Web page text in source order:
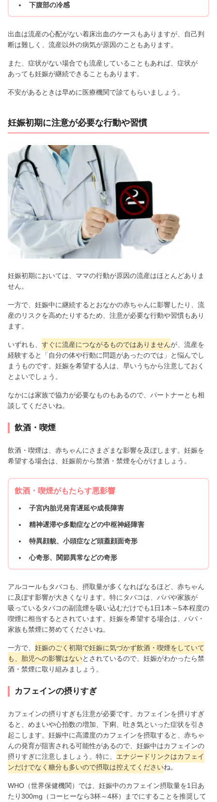
下腹部の冷感
出血は流産の心配がない着床出血のケースもありますが、自己判
断は難しく、流産以外の病気が原因のこともあります。
また、症状がない場合でも流産していることもあれば、症状が
あっても妊娠が継続できることもあります。
不安があるときは早めに医療機関で診てもらいましょう。
妊娠初期に注意が必要な行動や習慣
妊娠初期においては、ママの行動が原因の流産はほとんどありま
せん。
一方で、妊娠中に継続するとおなかの赤ちゃんに影響したり、流
産のリスクを高めたりするため、注意が必要な行動や習慣もあり
ます。
いずれも、 すぐに流産につながるものではありませんが、流産を
経験すると「自分の体や行動に問題があったのでは」と悩んでし
まうものです。妊娠を希望する人は、早いうちから注意しておく
とよいでしょう。
なかには家族で協力が必要なものもあるので、パートナーとも相
談してくださいね。
飲酒・喫煙
飲酒・喫煙は、赤ちゃんにさまざまな影響を及ぼします。妊娠を
希望する場合は、妊娠前から禁酒・禁煙を心がけましょう。
飲酒・喫煙がもたらす悪影響
子宮内胎児発育遅延や成長障害
精神遅滞や多動症などの中枢神経障害
特異顔貌、小頭症など頭蓋顔面奇形
心奇形、関節異常などの奇形
アルコールもタバコも、摂取量が多くなればなるほど、赤ちゃん
に及ぼす影響が大きくなります。特にタバコは、パパや家族が
吸っているタバコの副流煙を吸い込むだけでも1日1本～5本程度の
喫煙に相当するとされています。妊娠を希望する場合は、パパ・
家族も禁煙に努めてくださいね。
一方で、 妊娠のごく初期で妊娠に気づかず飲酒・喫煙をしていて
も、胎児への影響はないとされているので、妊娠がわかったら禁
酒・禁煙に取り組みましょう。
カフェインの摂りすぎ
カフェインの摂りすぎも注意が必要です。カフェインを摂りすぎ
ると、めまいや心拍数の増加、下痢、吐き気といった症状を引き
起こします。妊娠中に高濃度のカフェインを摂取すると、赤ちゃ
んの発育が阻害される可能性があるので、妊娠中はカフェインの
摂りすぎに注意しましょう。特に、 エナジードリンクはカフェイ
ンだけでなく糖分も多いので摂取は控えてくださいね。
WHO（世界保健機関）では、妊娠中のカフェイン摂取量を1日あ
たり300mg（コーヒーなら3杯～4杯）までにすることを推奨して